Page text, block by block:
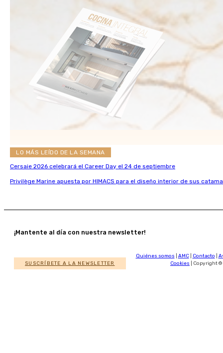
LO MÁS LEÍDO DE LA SEMANA
Cersaie 2026 celebrará el Career Day el 24 de septiembre
Privilège Marine apuesta por HIMACS para el diseño interior de sus
¡Mantente al día con nuestra newsletter!
SUSCRÍBETE A LA NEWSLETTER
Quiénes somos AMC| Contacto
Cookies | Copyright